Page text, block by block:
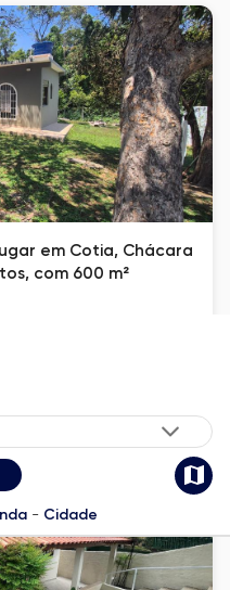
- Cidade
em Cotia, Chácara
com 600 m²